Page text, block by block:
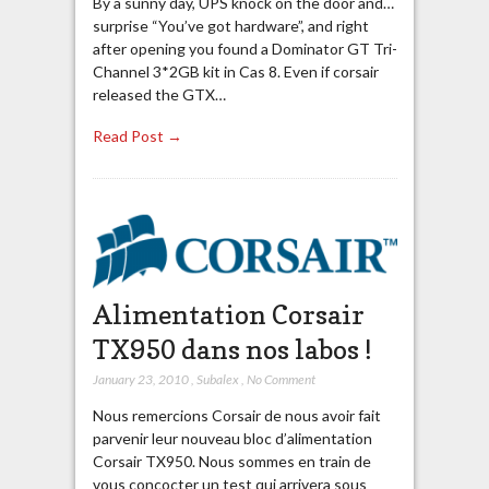
surprise “You’ve got hardware”, and right
after opening you found a Dominator GT Tri-
Channel 3*2GB kit in Cas 8. Even if corsair
released the GTX…
Read Post →
Alimentation Corsair
TX950 dans nos labos !
January 23, 2010, Subalex , No Comment
Nous remercions Corsair de nous avoir fait
parvenir leur nouveau bloc d’alimentation
Corsair TX950. Nous sommes en train de
vous concocter un test qui arrivera sous